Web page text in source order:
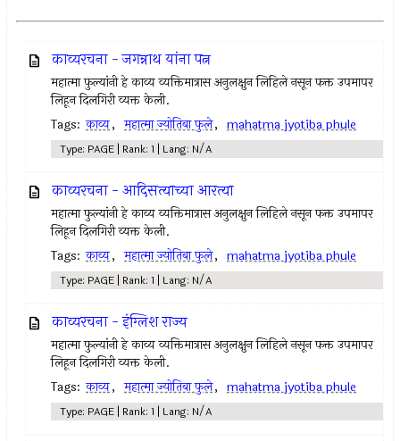
काव्यरचना - जगन्नाथ यांना पत्न
महात्मा फुल्यांनी हे काव्य व्यक्तिमात्रास अनुलक्षुन लिहिले नसून फक्त उपमापर
लिहून दिलगिरी व्यक्त केली.
Tags: काव्य, महात्मा ज्योतिबा फुले, mahatma jyotiba phule
Type: PAGE | Rank: 1 | Lang: N/A
काव्यरचना - आदिसत्याच्या आरत्या
महात्मा फुल्यांनी हे काव्य व्यक्तिमात्रास अनुलक्षुन लिहिले नसून फक्त उपमापर
लिहून दिलगिरी व्यक्त केली.
Tags: काव्य, महात्मा ज्योतिबा फुले, mahatma jyotiba phule
Type: PAGE | Rank: 1 | Lang: N/A
काव्यरचना - इंग्लिश राज्य
महात्मा फुल्यांनी हे काव्य व्यक्तिमात्रास अनुलक्षुन लिहिले नसून फक्त उपमापर
लिहून दिलगिरी व्यक्त केली.
Tags: काव्य, महात्मा ज्योतिबा फुले, mahatma jyotiba phule
Type: PAGE | Rank: 1 | Lang: N/A